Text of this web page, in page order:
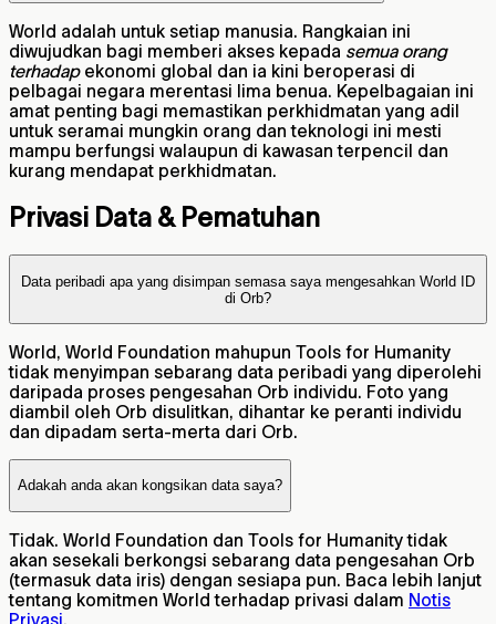
World adalah untuk setiap manusia. Rangkaian ini
diwujudkan bagi memberi akses kepada semua orang
terhadap ekonomi global dan ia kini beroperasi di
pelbagai negara merentasi lima benua. Kepelbagaian ini
amat penting bagi memastikan perkhidmatan yang adil
untuk seramai mungkin orang dan teknologi ini mesti
mampu berfungsi walaupun di kawasan terpencil dan
kurang mendapat perkhidmatan.
Privasi Data & Pematuhan
Data peribadi apa yang disimpan semasa saya mengesahkan World ID
di Orb?
World, World Foundation mahupun Tools for Humanity
tidak menyimpan sebarang data peribadi yang diperolehi
daripada proses pengesahan Orb individu. Foto yang
diambil oleh Orb disulitkan, dihantar ke peranti individu
dan dipadam serta-merta dari Orb.
Adakah anda akan kongsikan data saya?
Tidak. World Foundation dan Tools for Humanity tidak
akan sesekali berkongsi sebarang data pengesahan Orb
(termasuk data iris) dengan sesiapa pun. Baca lebih lanjut
tentang komitmen World terhadap privasi dalam Notis
Privasi.